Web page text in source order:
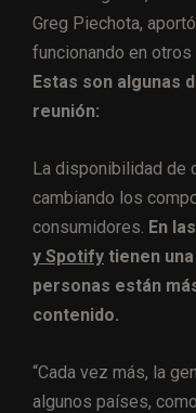
Greg Piechota,
funcionando en otros
Estas son algunas
reunión:
La disponibilidad de
cambiando los
consumidores. En
y Spotify tienen
personas están
contenido.
“Cada vez más, la
algunos países,